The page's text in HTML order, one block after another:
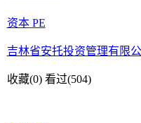
资本 PE
吉林省安托投资管理有限
收藏(0) 看过(504)